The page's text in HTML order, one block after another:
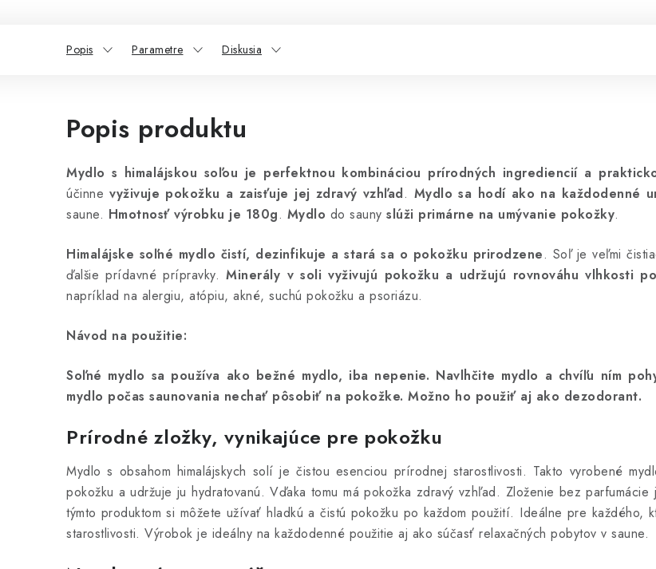
Popis Parametre Diskusia
Popis produktu
Mydlo s himalájskou soľou je perfektnou kombináciou prírodných ingrediencií a
účinnevyživuje pokožku a zaisťuje jej zdravý vzhľad. Mydlo sa hodí ako na každodenné
saune. Hmotnosť výrobku je 180g. Mydlo do sauny slúži primárne na umývanie pokožky.
Himalájske soľné mydlo čistí, dezinfikuje a stará sa o pokožku prirodzene. Soľ je veľmi
ďalšie prídavné prípravky.Minerály v soli vyživujú pokožku a udržujú rovnováhu vlhkosti
napríklad na alergiu, atópiu, akné, suchú pokožku a psoriázu.
Návod na použitie:
Soľné mydlo sa používa ako bežné mydlo, iba nepenie. Navlhčite mydlo a chvíľu ním
mydlo počas saunovania nechať pôsobiť na pokožke. Možno ho použiť aj ako dezodorant.
Prírodné zložky, vynikajúce pre pokožku
Mydlo s obsahom himalájskych solí je čistou esenciou prírodnej starostlivosti. Takto vyrobené
pokožku a udržuje ju hydratovanú. Vďaka tomu má pokožka zdravý vzhľad. Zloženie bez
týmto produktom si môžete užívať hladkú a čistú pokožku po každom použití. Ideálne pre každého,
starostlivosti. Výrobok je ideálny na každodenné použitie aj ako súčasť relaxačných pobytov v saune.